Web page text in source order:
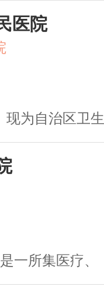
医院
现为自治区卫生
一所集医疗、